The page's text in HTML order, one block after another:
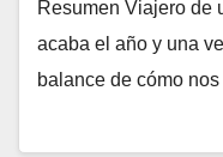
Resumen Viajero de
acaba el año y una
balance de cómo